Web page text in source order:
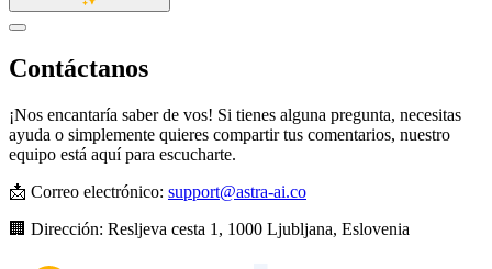
Contáctanos
¡Nos encantaría saber de vos! Si tienes alguna pregunta, necesitas
ayuda o simplemente quieres compartir tus comentarios, nuestro
equipo está aquí para escucharte.
📩 Correo electrónico: support@astra-ai.co
🏢 Dirección: Resljeva cesta 1, 1000 Ljubljana, Eslovenia